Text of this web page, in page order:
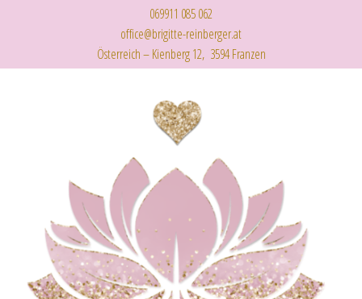
069911 085 062
office@brigitte-reinberger.at
Österreich – Kienberg 12, 3594 Franzen